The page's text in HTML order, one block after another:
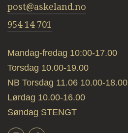
post@askeland.no
954 14 701
Mandag-fredag 10:00-17.00
Torsdag 10.00-19.00
NB Torsdag 11.06 10.00-18.00
Lørdag 10.00-16.00
Søndag STENGT